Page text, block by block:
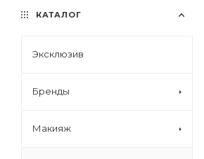
КАТАЛОГ
Эксклюзив
Бренды
Макияж